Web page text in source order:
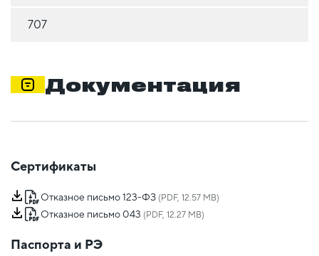
707
Документация
Сертификаты
Отказное письмо 123-ФЗ (PDF, 12.57 MB)
Отказное письмо 043 (PDF, 12.27 MB)
Паспорта и РЭ